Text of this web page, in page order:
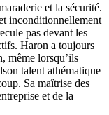
et la sécurité.
inconditionnellement
pas devant les
Haron a toujours
même lorsqu’ils
talent athématique
Sa maîtrise des
et de la